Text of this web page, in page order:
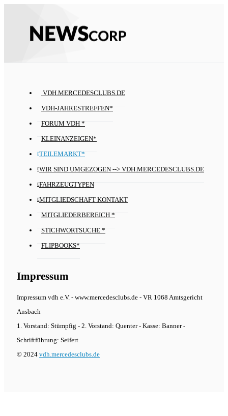
VDH.MERCEDESCLUBS.DE
VDH-JAHRESTREFFEN*
FORUM VDH *
KLEINANZEIGEN*
TEILEMARKT*
WIR SIND UMGEZOGEN --> VDH.MERCEDESCLUBS.DE
FAHRZEUGTYPEN
MITGLIEDSCHAFT KONTAKT
MITGLIEDERBEREICH *
STICHWORTSUCHE *
FLIPBOOKS*
Impressum
Impressum vdh e.V. - www.mercedesclubs.de - VR 1068 Amtsgericht
Ansbach
1. Vorstand: Stümpfig - 2. Vorstand: Quenter - Kasse: Banner -
Schriftführung: Seifert
© 2024 vdh.mercedesclubs.de